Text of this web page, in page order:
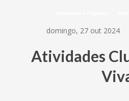
domingo, 27 out 2024
Atividades